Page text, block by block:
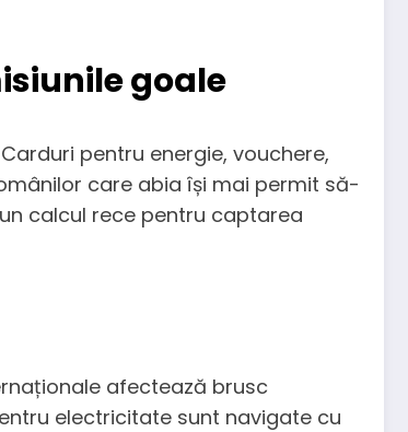
goale
pentru energie, vouchere,
care abia își mai permit să-
calcul rece pentru captarea
afectează brusc
electricitate sunt navigate cu